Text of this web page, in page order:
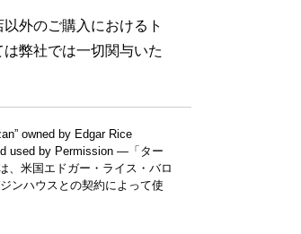
外のご購入におけるト
弊社では一切関与いた
owned by Edgar Rice
used by Permission —「ター
、米国エドガー・ライス・バロ
ンハウスとの契約によって使